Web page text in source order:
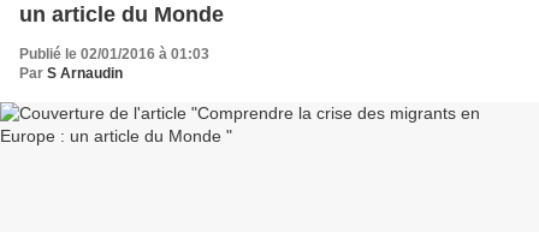
un article du Monde
Publié le 02/01/2016 à 01:03
Par S Arnaudin